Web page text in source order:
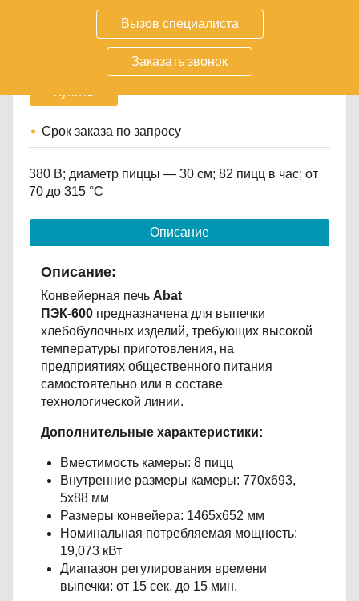
Вызов специалиста
Заказать звонок
Купить
Срок заказа по запросу
380 В; диаметр пиццы — 30 см; 82 пицц в час; от
70 до 315 °С
Описание
Описание:
Конвейерная печь​ Abat
ПЭК-600 предназначена для выпечки
хлебобулочных изделий, требующих высокой
температуры приготовления, на
предприятиях общественного питания
самостоятельно или в составе
технологической линии.
Дополнительные характеристики:
Вместимость камеры: 8 пицц
Внутренние размеры камеры: 770х693,
5х88 мм
Размеры конвейера: 1465х652 мм
Номинальная потребляемая мощность:
19,073 кВт
Диапазон регулирования времени
выпечки: от 15 сек. до 15 мин.